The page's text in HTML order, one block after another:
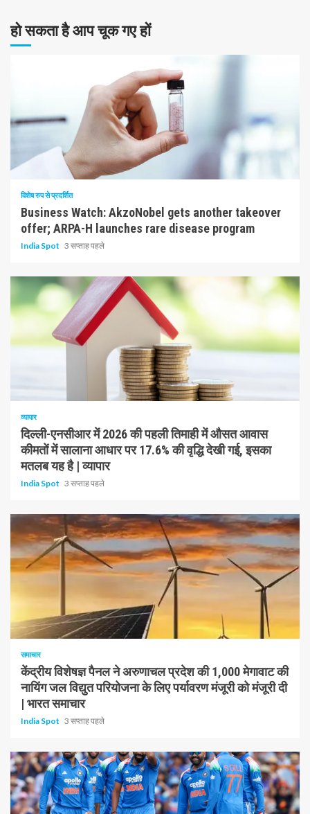
हो सकता है आप चूक गए हों
10 न्यूनतम पढ़ा
विशेष रुप से प्रदर्शित
Business Watch: AkzoNobel gets another takeover
offer; ARPA-H launches rare disease program
India Spot 3 सप्ताह पहले
व्यापार
दिल्ली-एनसीआर में 2026 की पहली तिमाही में औसत आवास
कीमतों में सालाना आधार पर 17.6% की वृद्धि देखी गई, इसका
मतलब यह है | व्यापार
India Spot 3 सप्ताह पहले
1 न्यूनतम पढ़ा
समाचार
केंद्रीय विशेषज्ञ पैनल ने अरुणाचल प्रदेश की 1,000 मेगावाट की
नायिंग जल विद्युत परियोजना के लिए पर्यावरण मंजूरी को मंजूरी दी
| भारत समाचार
India Spot 3 सप्ताह पहले